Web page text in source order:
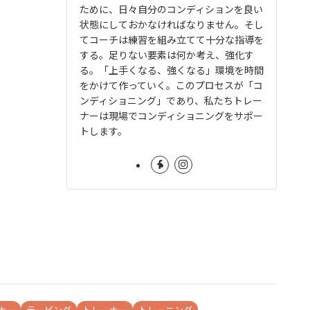
ために、日々自分のコンディションを良い
状態にしておかなければなりません。そし
てコーチは練習を組み立てて十分な指導を
する。足りない要素は何か考え、強化す
る。「上手くなる、強くなる」環境を時間
をかけて作っていく。このプロセスが「コ
ンディショニング」であり、私たちトレー
ナーは現場でコンディショニングをサポー
トします。